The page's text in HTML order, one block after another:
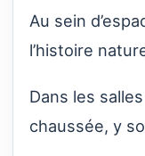
Au sein
l’histoire
Dans les
chaussée, y